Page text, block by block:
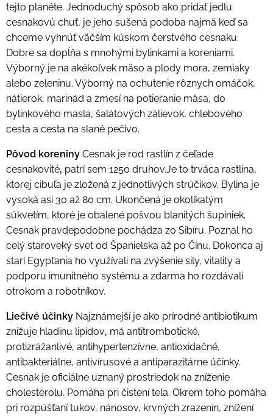
tejto planéte. Jednoduchý spôsob ako pridať jedlu
cesnakovú chuť, je jeho sušená podoba najmä keď sa
chceme vyhnúť väčším kúskom čerstvého cesnaku.
Dobre sa dopĺňa s mnohými bylinkami a koreniami.
Výborný je na akékoľvek mäso a plody mora, zemiaky
alebo zeleninu. Výborný na ochutenie rôznych omáčok,
nátierok, marinád a zmesí na potieranie mäsa, do
bylinkového masla, šalátových zálievok, chlebového
cesta a cesta na slané pečivo.
Pôvod koreniny Cesnak je rod rastlín z čeľade
cesnakovité, patrí sem 1250 druhov.Je to trváca rastlina,
ktorej cibuľa je zložená z jednotlivých strúčikov. Bylina je
vysoká asi 30 až 80 cm. Ukončená je okolíkatým
súkvetím, ktoré je obalené pošvou blanitých šupiniek.
Cesnak pravdepodobne pochádza zo Sibíru. Poznal ho
celý staroveký svet od Španielska až po Čínu. Dokonca aj
starí Egypťania ho využívali na zvýšenie sily, vitality a
podporu imunitného systému a zdarma ho rozdávali
otrokom a robotníkov.
Liečivé účinky Najznámejší je ako prírodné antibiotikum
znižuje hladinu lipidov, má antitrombotické,
protizrážanlivé, antihypertenzívne, antioxidačné,
antibakteriálne, antivírusové a antiparazitárne účinky.
Cesnak je oficiálne uznaný prostriedok na zníženie
cholesterolu. Pomáha pri čistení tela. Okrem toho pomáha
pri rozpúšťaní tukov, nánosov, krvných zrazenín, znížení